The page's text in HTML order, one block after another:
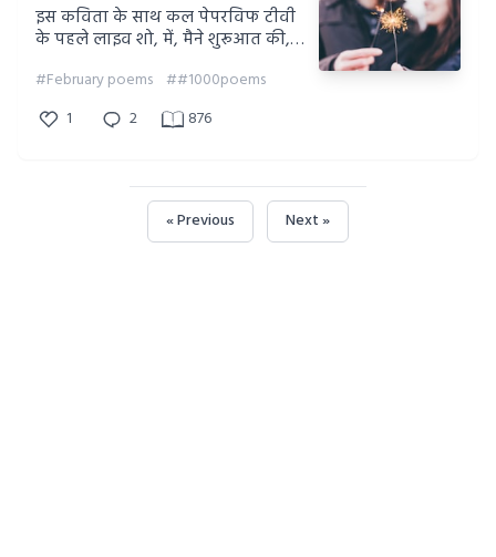
इस कविता के साथ कल पेपरविफ टीवी
के पहले लाइव शो, में, मैने शुरूआत की,
वी के इन्सटाग्राम पेज पर..!!
#February poems ##1000poems
1
2 876
« Previous Next »